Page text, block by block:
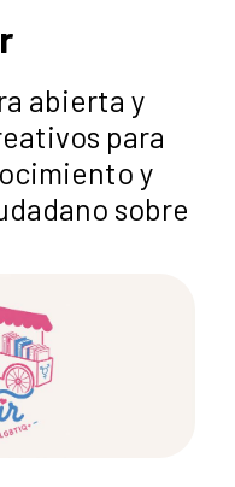
abierta y
para
y
sobre